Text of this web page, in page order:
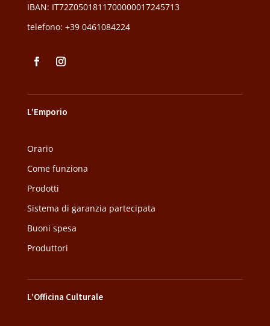
IBAN: IT72Z0501811700000017245713
telefono: +39 0461084224
L’Emporio
Orario
Come funziona
Prodotti
Sistema di garanzia partecipata
Buoni spesa
Produttori
L’Officina Culturale